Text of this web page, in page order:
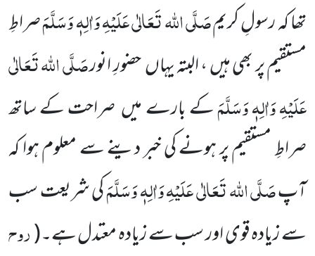
تھا کہ رسولِ کریمصَلَّی اللہ تَعَالٰی عَلَیْہِ وَاٰلِہٖ وَسَلَّمَصراطِ
مستقیم پر بھی ہیں ، البتہ یہاں حضورِ انورصَلَّی اللہ تَعَالٰی
عَلَیْہِ وَاٰلِہٖ وَسَلَّمَکے بارے میں صراحت کے ساتھ
صراطِ مستقیم پر ہونے کی خبر دینے سے معلوم ہوا کہ
آپصَلَّی اللہ تَعَالٰی عَلَیْہِ وَاٰلِہٖ وَسَلَّمَکی شریعت سب
سے زیادہ قوی اور سب سے زیادہ معتدل ہے۔(روح